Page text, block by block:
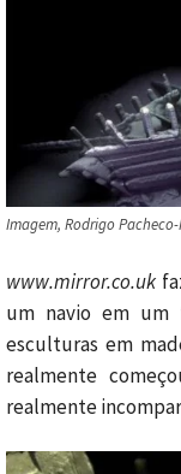
Imagem, Rodrigo Pacheco-
www.mirror.co.uk
um navio em um
esculturas em
realmente
realmente